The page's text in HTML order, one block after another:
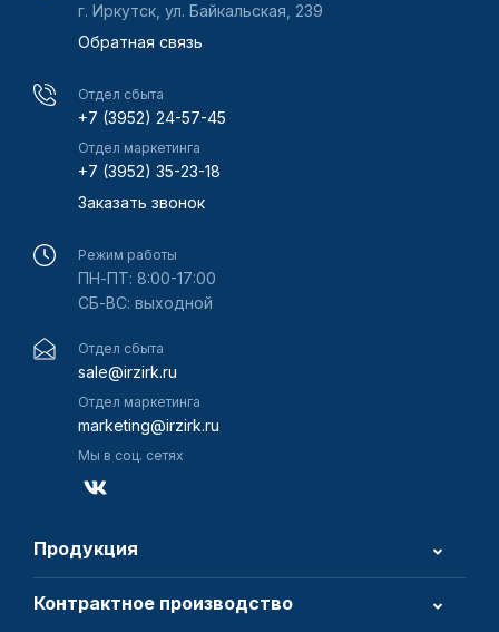
г. Иркутск, ул. Байкальская, 239
Обратная связь
Отдел сбыта
+7 (3952) 24-57-45
Отдел маркетинга
+7 (3952) 35-23-18
Заказать звонок
Режим работы
ПН-ПТ: 8:00-17:00
СБ-ВС: выходной
Отдел сбыта
sale@irzirk.ru
Отдел маркетинга
marketing@irzirk.ru
Мы в соц. сетях
Продукция
Контрактное производство